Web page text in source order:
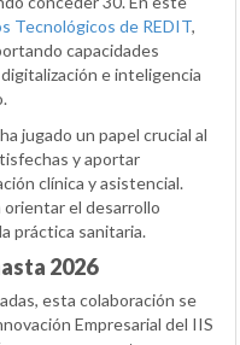
Tecnológicos de REDIT,
capacidades
e inteligencia
jugado un papel crucial al
y aportar
clínica y asistencial.
el desarrollo
práctica sanitaria.
2026
esta colaboración se
Empresarial del IIS